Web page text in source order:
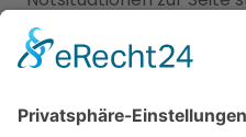
Panne haben,
andere Dienstleistungen
Ihnen, den passenden
und unkompliziert zu